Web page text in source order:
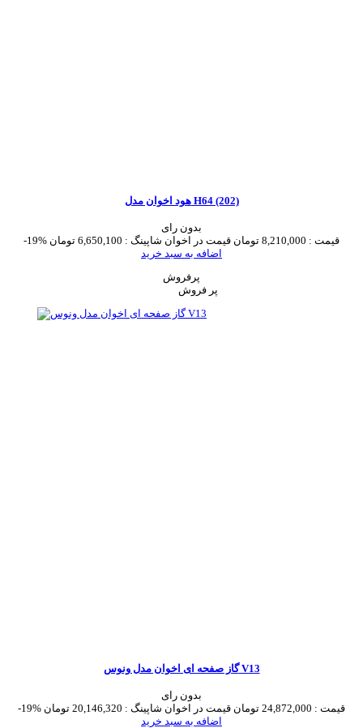
هود اخوان مدل H64 (202)
بدون رای
-19%
قیمت : 8,210,000 تومان قیمت در اخوان شاپینگ : 6,650,100 تومان
اضافه به سبد خرید
پرفروش
گاز صفحه ای اخوان مدل ونوس V13
بدون رای
-19%
قیمت : 24,872,000 تومان قیمت در اخوان شاپینگ : 20,146,320 تومان
اضافه به سبد خرید